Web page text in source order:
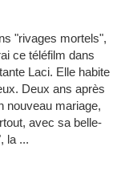
"rivages mortels",
ce téléfilm dans
Laci. Elle habite
Deux ans après
nouveau mariage,
avec sa belle-
la ...